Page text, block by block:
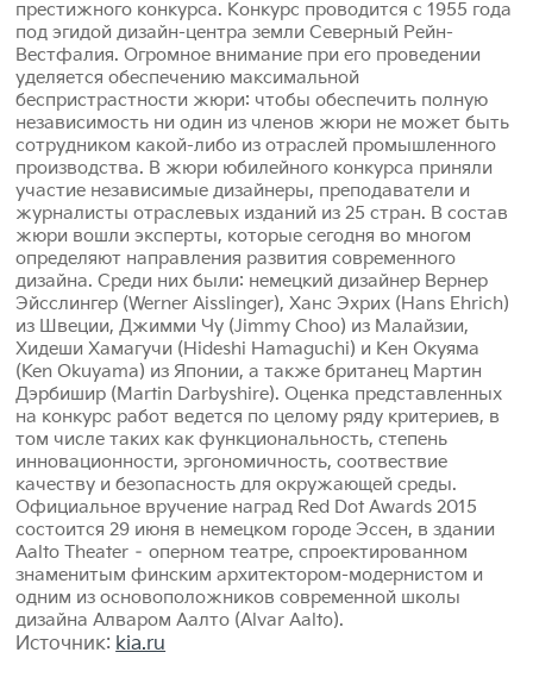
престижного конкурса. Конкурс проводится с 1955 года
под эгидой дизайн-центра земли Северный Рейн-
Вестфалия. Огромное внимание при его проведении
уделяется обеспечению максимальной
беспристрастности жюри: чтобы обеспечить полную
независимость ни один из членов жюри не может быть
сотрудником какой-либо из отраслей промышленного
производства. В жюри юбилейного конкурса приняли
участие независимые дизайнеры, преподаватели и
журналисты отраслевых изданий из 25 стран. В состав
жюри вошли эксперты, которые сегодня во многом
определяют направления развития современного
дизайна. Среди них были: немецкий дизайнер Вернер
Эйсслингер (Werner Aisslinger), Ханс Эхрих (Hans Ehrich)
из Швеции, Джимми Чу (Jimmy Choo) из Малайзии,
Хидеши Хамагучи (Hideshi Hamaguchi) и Кен Окуяма
(Ken Okuyama) из Японии, а также британец Мартин
Дэрбишир (Martin Darbyshire). Оценка представленных
на конкурс работ ведется по целому ряду критериев, в
том числе таких как функциональность, степень
инновационности, эргономичность, соотвествие
качеству и безопасность для окружающей среды.
Официальное вручение наград Red Dot Awards 2015
состоится 29 июня в немецком городе Эссен, в здании
Aalto Theater – оперном театре, спроектированном
знаменитым финским архитектором-модернистом и
одним из основоположников современной школы
дизайна Алваром Аалто (Alvar Aalto).
Источник: kia.ru